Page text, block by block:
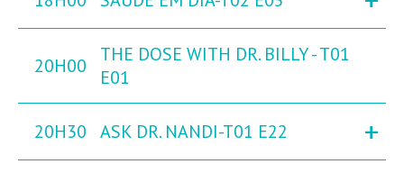
20H00
THE DOSE WITH DR. BILLY - T01
E01
20H30 ASK DR. NANDI-T01 E22 +